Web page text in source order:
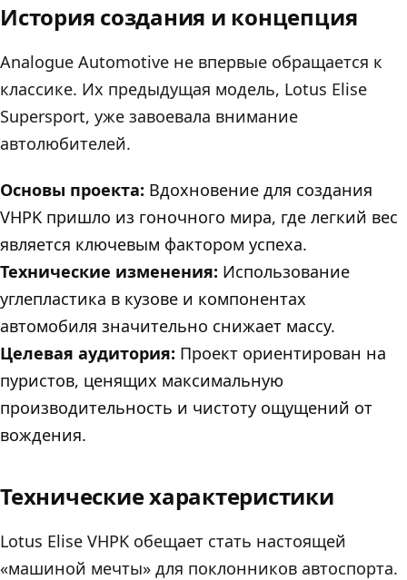
История создания и концепция
Analogue Automotive не впервые обращается к
классике. Их предыдущая модель, Lotus Elise
Supersport, уже завоевала внимание
автолюбителей.
Основы проекта: Вдохновение для создания
VHPK пришло из гоночного мира, где легкий вес
является ключевым фактором успеха.
Технические изменения: Использование
углепластика в кузове и компонентах
автомобиля значительно снижает массу.
Целевая аудитория: Проект ориентирован на
пуристов, ценящих максимальную
производительность и чистоту ощущений от
вождения.
Технические характеристики
Lotus Elise VHPK обещает стать настоящей
«машиной мечты» для поклонников автоспорта.